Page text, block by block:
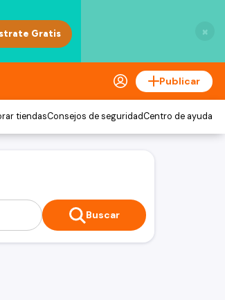
×
Publicar
tiendasConsejos de seguridadCentro de ayuda
Buscar